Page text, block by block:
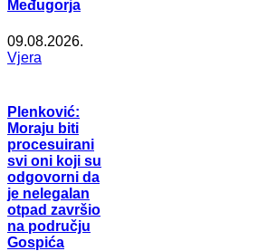
Međugorja
09.08.2026.
Vjera
Plenković:
Moraju biti
procesuirani
svi oni koji su
odgovorni da
je nelegalan
otpad završio
na području
Gospića